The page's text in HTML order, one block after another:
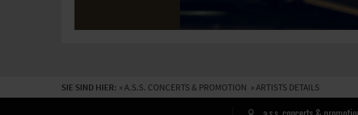
SIE SIND HIER: »A.S.S. CONCERTS & PROMOTION » ARTISTS DETAILS